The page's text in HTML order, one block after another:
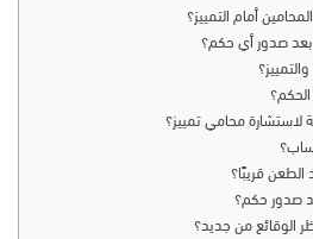
أمام التمييز؟
بعد صدور أي حكم؟
لاستشارة محامي تمييز؟
الطعن قريبًا؟
صدور حكم؟
الوقائع من جديد؟